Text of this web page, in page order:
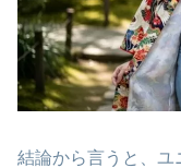
結論から言うと、ユ